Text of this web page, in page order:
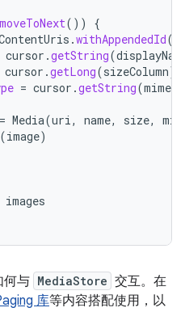
moveToNext())
{
.withAppendedId(
cursor .getString(
cursor .getLong(sizeColumn)
= cursor .getString(
= Media(uri, name, size,
(image)
images
何与 MediaStore 交互。在
库等内容搭配使用，以